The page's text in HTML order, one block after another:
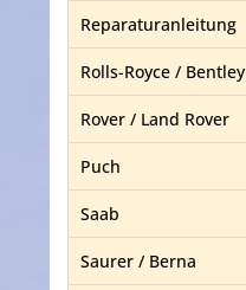
Reparaturanleitung
Rolls-Royce / Bentley
Rover / Land Rover
Puch
Saab
Saurer / Berna